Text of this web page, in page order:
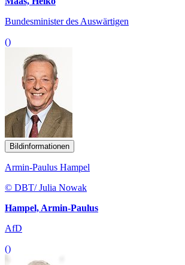
Bundesminister des Auswärtigen
()
Bildinformationen
Armin-Paulus Hampel
© DBT/ Julia Nowak
Hampel, Armin-Paulus
AfD
()